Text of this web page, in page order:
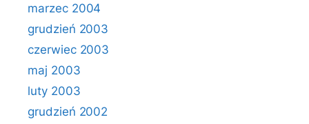
marzec 2004
grudzień 2003
czerwiec 2003
maj 2003
luty 2003
grudzień 2002